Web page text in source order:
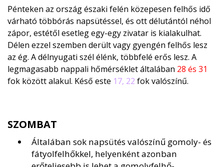
Pénteken az ország északi felén közepesen felhős idő
várható többórás napsütéssel, és ott délutántól néhol
zápor, estétől esetleg egy-egy zivatar is kialakulhat.
Délen ezzel szemben derült vagy gyengén felhős lesz
az ég. A délnyugati szél élénk, többfelé erős lesz. A
legmagasabb nappali hőmérséklet általában 28 és 31
fok között alakul. Késő este 17, 22 fok valószínű.
SZOMBAT
Általában sok napsütés valószínű gomoly- és
fátyolfelhőkkel, helyenként azonban